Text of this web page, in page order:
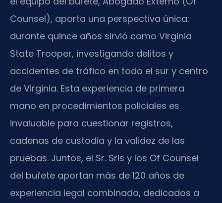
Counsel), aporta una perspectiva única:
durante quince años sirvió como Virginia
State Trooper, investigando delitos y
accidentes de tráfico en todo el sur y centro
de Virginia. Esta experiencia de primera
mano en procedimientos policiales es
invaluable para cuestionar registros,
cadenas de custodia y la validez de las
pruebas. Juntos, el Sr. Sris y los Of Counsel
del bufete aportan más de 120 años de
experiencia legal combinada, dedicados a